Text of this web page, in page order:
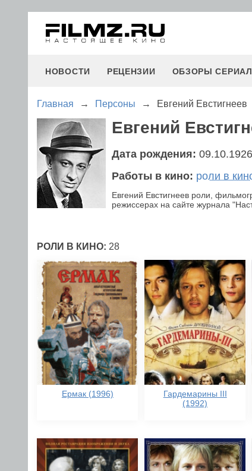
НОВОСТИ РЕЦЕНЗИИ ОБЗОРЫ
Главная → Персоны → Евгений Евстигнеев
Евгений
Дата рождения: 09.10.1926
Работы в кино: роли в
Евгений Евстигнеев роли,
режиссерах на сайте журнала
РОЛИ В КИНО: 28
Ермак (1996)
Гардемарины III
(1992)